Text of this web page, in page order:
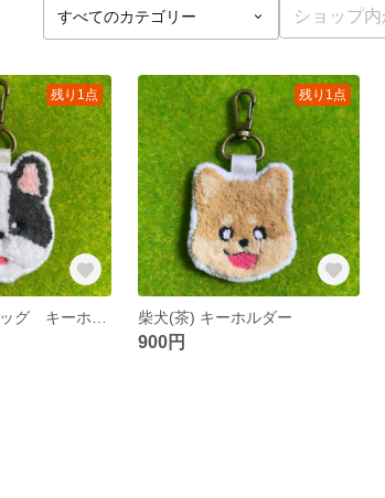
残り1点 残り1点
柴犬(茶) キーホルダー
900円